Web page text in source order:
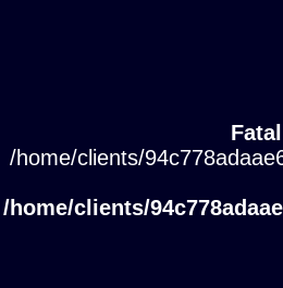
/home/clients/
/home/clients/